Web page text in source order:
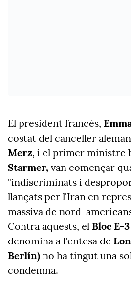
El president francès,
costat del canceller
Merz, i el primer ministre
Starmer, van començar
"indiscriminats i
llançats per l'Iran en
massiva de nord-
Contra aquests, el Bloc E-
denomina a l'entesa de
Berlín) no ha tingut una
condemna.